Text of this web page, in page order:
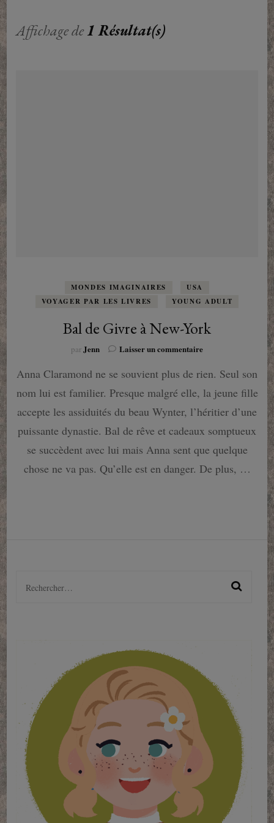
Affichage de1 Résultat(s)
MONDES IMAGINAIRES
USA
VOYAGER PAR LES LIVRES
YOUNG ADULT
Bal de Givre à New-York
par Jenn Laisser un commentairesur
de
à
New-
Anna Claramond ne se souvient plus de rien. Seul son
nom lui est familier. Presque malgré elle, la jeune fille
accepte les assiduités du beau Wynter, l’héritier d’une
puissante dynastie. Bal de rêve et cadeaux somptueux
se succèdent avec lui mais Anna sent que quelque
chose ne va pas. Qu’elle est en danger. De plus, …
Rechercher :